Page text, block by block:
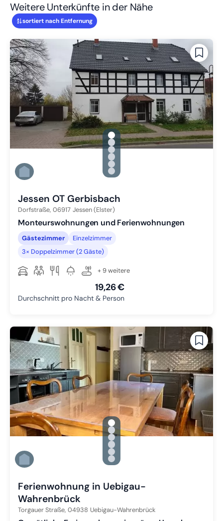
Weitere Unterkünfte in der Nähe
sortiert nach Entfernung
gallery.slide_selector
Zu Slide 1 wechseln
Zu Slide 2 wechseln
Zu Slide 3 wechseln
Zu Slide 4 wechseln
Zu Slide 5 wechseln
Zu Slide 6 wechseln
Jessen OT Gerbisbach
Dorfstraße, 06917 Jessen (Elster)
Monteurswohnungen und Ferienwohnungen
Gästezimmer
Einzelzimmer
3× Doppelzimmer (2 Gäste)
+ 9 weitere
19,26 €
Durchschnitt pro Nacht & Person
gallery.slide_selector
Zu Slide 1 wechseln
Zu Slide 2 wechseln
Zu Slide 3 wechseln
Zu Slide 4 wechseln
Zu Slide 5 wechseln
Zu Slide 6 wechseln
Ferienwohnung in Uebigau-
Wahrenbrück
Torgauer Straße, 04938 Uebigau-Wahrenbrück